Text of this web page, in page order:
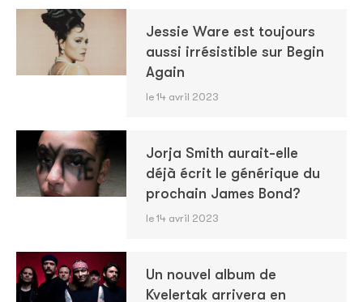
Jessie Ware est toujours
aussi irrésistible sur Begin
Again
le 14 avril 2023
Jorja Smith aurait-elle
déjà écrit le générique du
prochain James Bond?
le 14 avril 2023
Un nouvel album de
Kvelertak arrivera en